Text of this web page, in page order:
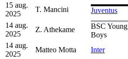
15 aug.
2025
T. Mancini Juventus
14 aug.
2025
Z. Athekame
BSC Young
Boys
14 aug.
2025
Matteo Motta Inter